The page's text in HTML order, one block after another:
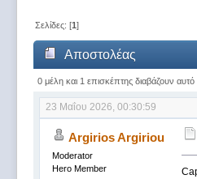
Σελίδες: [1]
Αποστολέας
0 μέλη και 1 επισκέπτης διαβάζουν αυτό
23 Μαΐου 2026, 00:30:59
Argirios Argiriou
Moderator
Hero Member